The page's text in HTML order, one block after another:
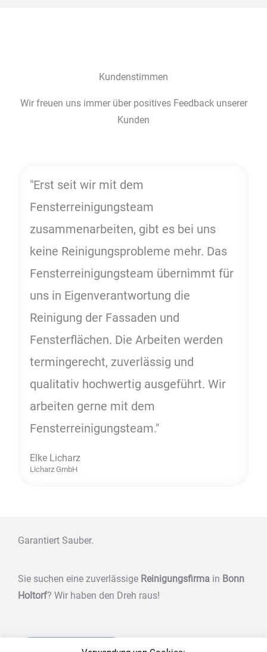
Kundenstimmen
Wir freuen uns immer über positives Feedback unserer
Kunden
"Erst seit wir mit dem
Fensterreinigungsteam
zusammenarbeiten, gibt es bei uns
keine Reinigungsprobleme mehr. Das
Fensterreinigungsteam übernimmt für
uns in Eigenverantwortung die
Reinigung der Fassaden und
Fensterflächen. Die Arbeiten werden
termingerecht, zuverlässig und
qualitativ hochwertig ausgeführt. Wir
arbeiten gerne mit dem
Fensterreinigungsteam."
Elke Licharz
Licharz GmbH
Garantiert Sauber.
Sie suchen eine zuverlässige Reinigungsfirma in Bonn
Holtorf? Wir haben den Dreh raus!
Jetzt anfragen!